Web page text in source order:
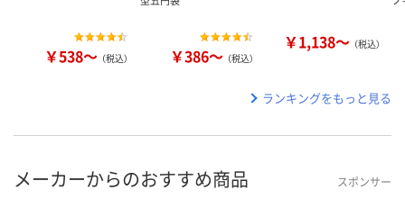
￥538～ （税込） ￥386～ （税込）
￥1,138～ （税込）
ランキングをもっと見る
メーカーからのおすすめ商品 スポンサー